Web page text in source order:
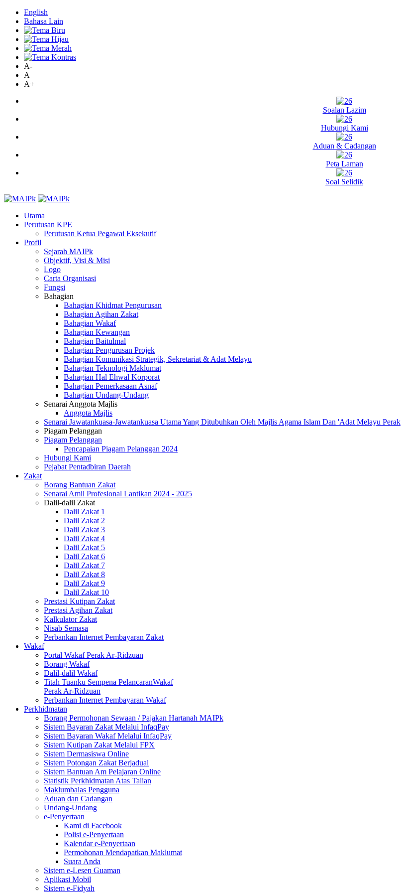
English
Bahasa Lain
A-
A
A+
Soalan Lazim
Hubungi Kami
Aduan & Cadangan
Peta Laman
Soal Selidik
Utama
Perutusan KPE
Perutusan Ketua Pegawai Eksekutif
Profil
Sejarah MAIPk
Objektif, Visi & Misi
Logo
Carta Organisasi
Fungsi
Bahagian
Bahagian Khidmat Pengurusan
Bahagian Agihan Zakat
Bahagian Wakaf
Bahagian Kewangan
Bahagian Baitulmal
Bahagian Pengurusan Projek
Bahagian Komunikasi Strategik, Sekretariat & Adat Melayu
Bahagian Teknologi Maklumat
Bahagian Hal Ehwal Korporat
Bahagian Pemerkasaan Asnaf
Bahagian Undang-Undang
Senarai Anggota Majlis
Anggota Majlis
Senarai Jawatankuasa-Jawatankuasa Utama Yang Ditubuhkan Oleh Majlis Agama Islam Dan 'Adat Melayu Perak
Piagam Pelanggan
Piagam Pelanggan
Pencapaian Piagam Pelanggan 2024
Hubungi Kami
Pejabat Pentadbiran Daerah
Zakat
Borang Bantuan Zakat
Senarai Amil Profesional Lantikan 2024 - 2025
Dalil-dalil Zakat
Dalil Zakat 1
Dalil Zakat 2
Dalil Zakat 3
Dalil Zakat 4
Dalil Zakat 5
Dalil Zakat 6
Dalil Zakat 7
Dalil Zakat 8
Dalil Zakat 9
Dalil Zakat 10
Prestasi Kutipan Zakat
Prestasi Agihan Zakat
Kalkulator Zakat
Nisab Semasa
Perbankan Internet Pembayaran Zakat
Wakaf
Portal Wakaf Perak Ar-Ridzuan
Borang Wakaf
Dalil-dalil Wakaf
Titah Tuanku Sempena PelancaranWakaf
Perak Ar-Ridzuan
Perbankan Internet Pembayaran Wakaf
Perkhidmatan
Borang Permohonan Sewaan / Pajakan Hartanah MAIPk
Sistem Bayaran Zakat Melalui InfaqPay
Sistem Bayaran Wakaf Melalui InfaqPay
Sistem Kutipan Zakat Melalui FPX
Sistem Dermasiswa Online
Sistem Potongan Zakat Berjadual
Sistem Bantuan Am Pelajaran Online
Statistik Perkhidmatan Atas Talian
Maklumbalas Pengguna
Aduan dan Cadangan
Undang-Undang
e-Penyertaan
Kami di Facebook
Polisi e-Penyertaan
Kalendar e-Penyertaan
Permohonan Mendapatkan Maklumat
Suara Anda
Sistem e-Lesen Guaman
Aplikasi Mobil
Sistem e-Fidyah